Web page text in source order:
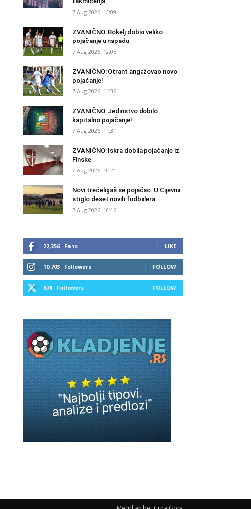
7 Aug 2026. 12:09
ZVANIČNO: Bokelj dobio veliko
pojačanje u napadu
7 Aug 2026. 12:05
ZVANIČNO: Otrant angažovao novo
pojačanje!
7 Aug 2026. 11:36
ZVANIČNO: Jedinstvo dobilo
kapitalno pojačanje!
7 Aug 2026. 11:31
ZVANIČNO: Iskra dobila pojačanje iz
Finske
7 Aug 2026. 10:21
Novi trećeligaš se pojačao: U Cijevnu
stiglo deset novih fudbalera
7 Aug 2026. 10:16
22,356 Fans LIKE
10,703 Followers FOLLOW
678 Followers FOLLOW